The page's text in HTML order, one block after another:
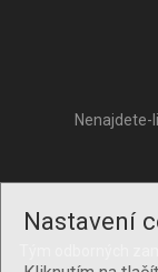
Nastavení
Nenajdete-